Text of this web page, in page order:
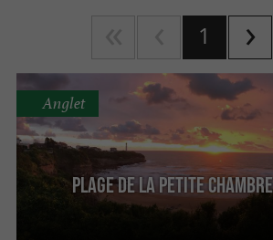
1
Plage de la petite
Anglet